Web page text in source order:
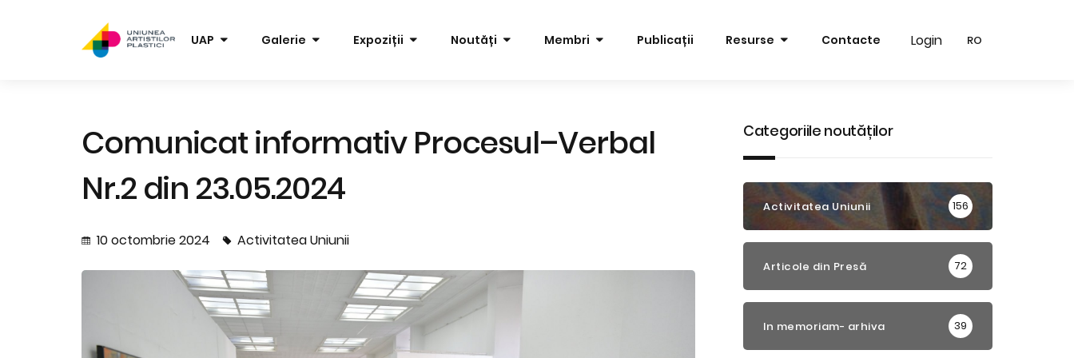
Login
UAP Galerie Expoziții Noutăți Membri Publicații Resurse Contacte Login RO
Comunicat informativ Procesul–Verbal
Nr.2 din 23.05.2024
10 octombrie 2024 Activitatea Uniunii
Categoriile noutăților
Activitatea Uniunii 156
Articole din Presă 72
In memoriam- arhiva 39